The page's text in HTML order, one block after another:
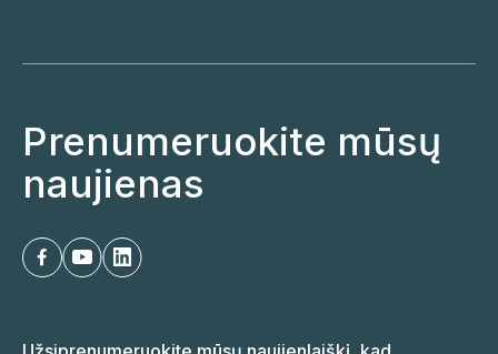
Prenumeruokite mūsų
naujienas